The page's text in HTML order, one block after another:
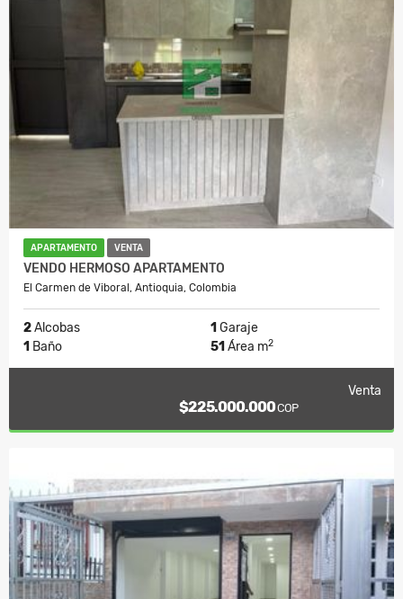
APARTAMENTO VENTA
VENDO HERMOSO APARTAMENTO
El Carmen de Viboral, Antioquia, Colombia
2Alcobas 1 Garaje
1 Baño 51 Área m2
Venta
$225.000.000COP